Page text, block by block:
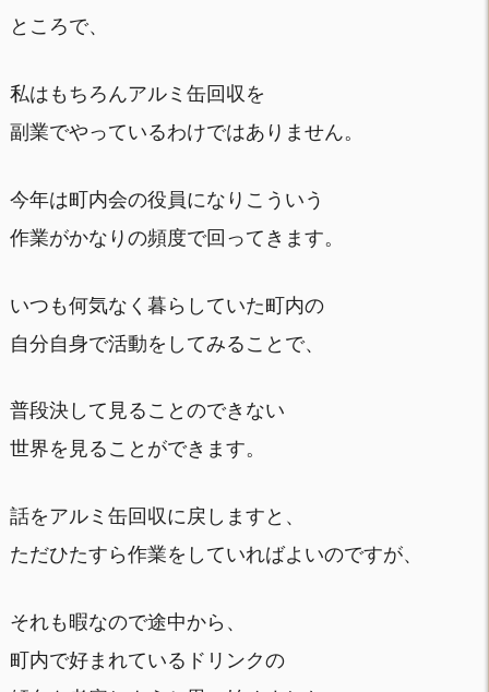
ところで、
私はもちろんアルミ缶回収を
副業でやっているわけではありません。
今年は町内会の役員になりこういう
作業がかなりの頻度で回ってきます。
いつも何気なく暮らしていた町内の
自分自身で活動をしてみることで、
普段決して見ることのできない
世界を見ることができます。
話をアルミ缶回収に戻しますと、
ただひたすら作業をしていればよいのですが、
それも暇なので途中から、
町内で好まれているドリンクの